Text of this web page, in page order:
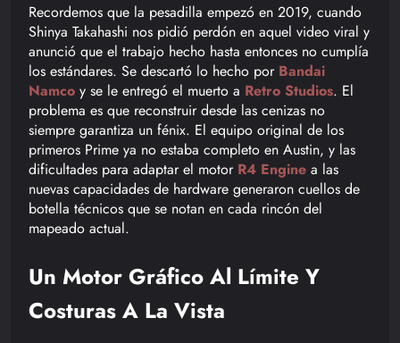
Recordemos que la pesadilla empezó en 2019, cuando
Shinya Takahashi nos pidió perdón en aquel video viral y
anunció que el trabajo hecho hasta entonces no cumplía
los estándares. Se descartó lo hecho por Bandai
Namco y se le entregó el muerto a Retro Studios. El
problema es que reconstruir desde las cenizas no
siempre garantiza un fénix. El equipo original de los
primeros Prime ya no estaba completo en Austin, y las
dificultades para adaptar el motor R4 Engine a las
nuevas capacidades de hardware generaron cuellos de
botella técnicos que se notan en cada rincón del
mapeado actual.
Un Motor Gráfico Al Límite Y
Costuras A La Vista